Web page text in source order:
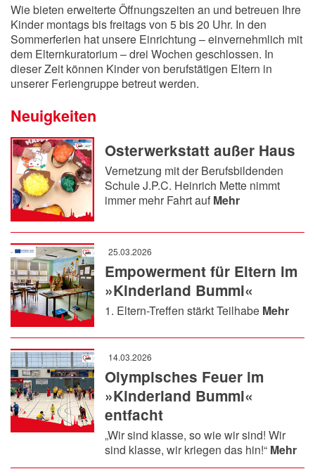
Wie bieten erweiterte Öffnungszeiten an und betreuen Ihre
Kinder montags bis freitags von 5 bis 20 Uhr. In den
Sommerferien hat unsere Einrichtung – einvernehmlich mit
dem Elternkuratorium – drei Wochen geschlossen. In
dieser Zeit können Kinder von berufstätigen Eltern in
unserer Feriengruppe betreut werden.
Neuigkeiten
Osterwerkstatt außer Haus
Vernetzung mit der Berufsbildenden
Schule J.P.C. Heinrich Mette nimmt
immer mehr Fahrt auf Mehr
25.03.2026
Empowerment für Eltern im
»Kinderland Bummi«
1. Eltern-Treffen stärkt Teilhabe Mehr
14.03.2026
Olympisches Feuer im
»Kinderland Bummi«
entfacht
„Wir sind klasse, so wie wir sind! Wir
sind klasse, wir kriegen das hin!“ Mehr